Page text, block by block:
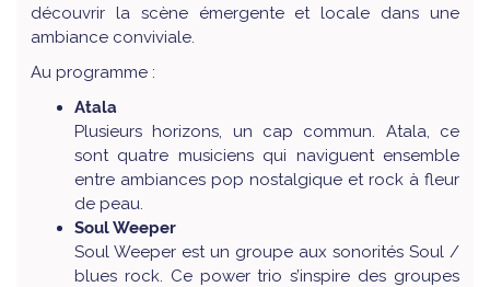
découvrir la scène émergente et locale dans une
ambiance conviviale.
Au programme :
Atala
Plusieurs horizons, un cap commun. Atala, ce
sont quatre musiciens qui naviguent ensemble
entre ambiances pop nostalgique et rock à fleur
de peau.
Soul Weeper
Soul Weeper est un groupe aux sonorités Soul /
blues rock. Ce power trio s’inspire des groupes